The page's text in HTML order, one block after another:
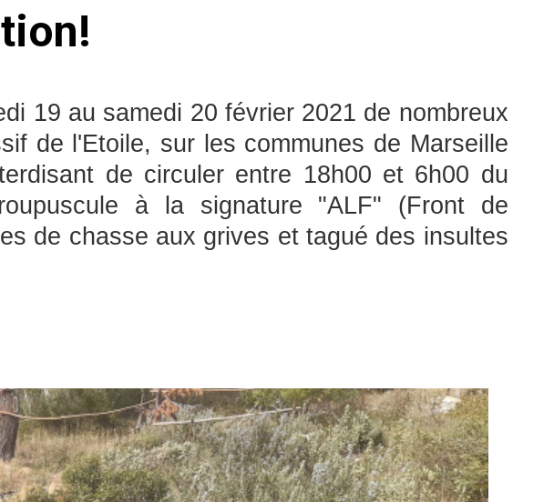
19 au samedi 20 février 2021 de nombreux
de l'Etoile, sur les communes de Marseille
de circuler entre 18h00 et 6h00 du
à la signature "ALF" (Front de
de chasse aux grives et tagué des insultes